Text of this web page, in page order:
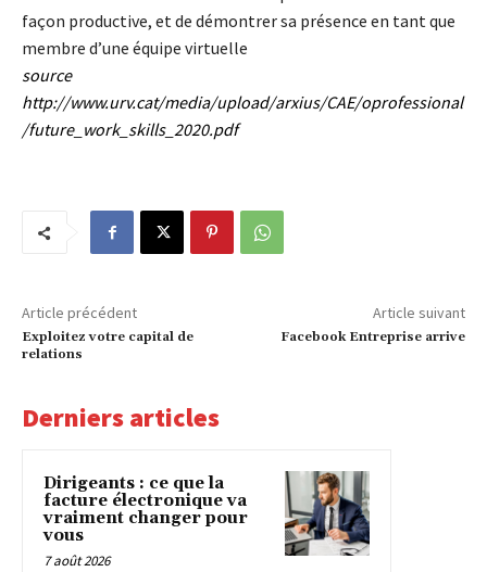
façon productive, et de démontrer sa présence en tant que
membre d’une équipe virtuelle
source
http://www.urv.cat/media/upload/arxius/CAE/oprofessional
/future_work_skills_2020.pdf
Article précédent
Exploitez votre capital de
relations
Article suivant
Facebook Entreprise arrive
Derniers articles
Dirigeants : ce que la
facture électronique va
vraiment changer pour
vous
7 août 2026